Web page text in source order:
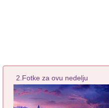
2.Fotke za ovu nedelju